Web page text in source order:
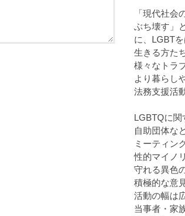
「現代社会
ぶち壊す」
に、LGBT
生きる方た
様々なトラ
より暮らし
法務支援活
LGBTQに
自助団体な
ミーティン
性的マイノ
守れる異色
積極的な意
活動の幅は
当事者・家